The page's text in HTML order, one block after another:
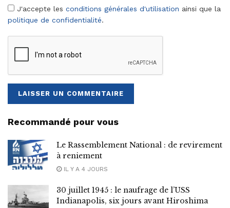
J'accepte les conditions générales d'utilisation ainsi que la
politique de confidentialité.
Recommandé pour vous
Le Rassemblement National : de revirement
à reniement
IL Y A 4 JOURS
30 juillet 1945 : le naufrage de l’USS
Indianapolis, six jours avant Hiroshima